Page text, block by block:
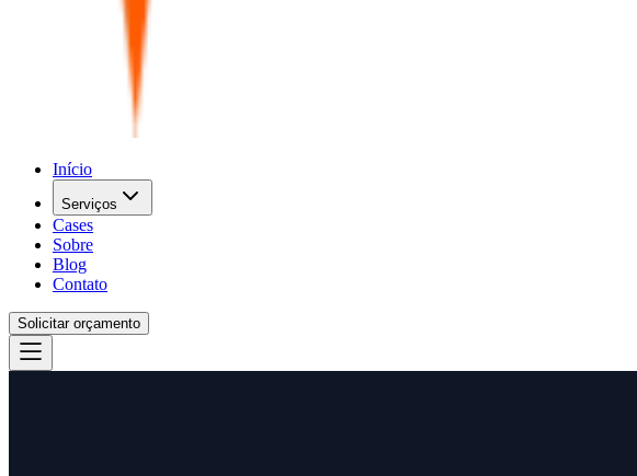
Início
Serviços
Cases
Sobre
Blog
Contato
Solicitar orçamento